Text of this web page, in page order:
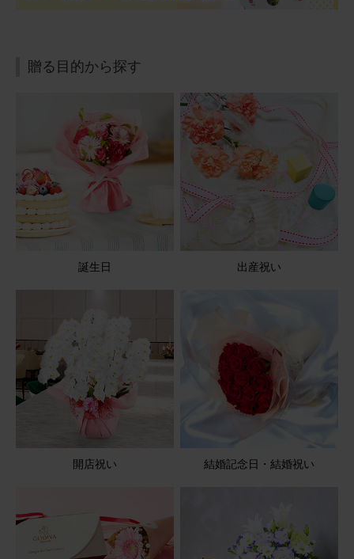
贈る目的から探す
誕生日 出産祝い
開店祝い 結婚記念日・結婚祝い